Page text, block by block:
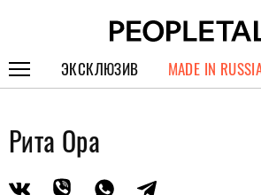
ЭКСКЛЮЗИВ
СПЕЦПРОЕКТЫ
ИНТЕРВЬЮ
MADE IN
Рита Ора